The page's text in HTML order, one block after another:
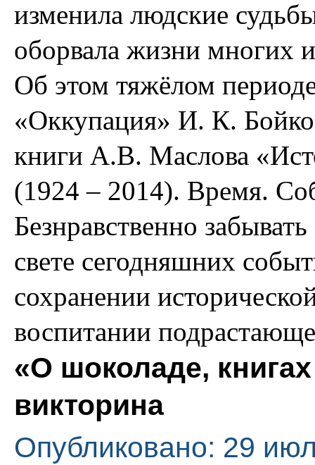
изменила людские
оборвала жизни многих
Об этом тяжёлом
«Оккупация» И. К.
книги А.В. Маслова
(1924 – 2014). Время.
Безнравственно
свете сегодняшних
сохранении
воспитании
«О шоколаде,
викторина
Опубликовано: 29